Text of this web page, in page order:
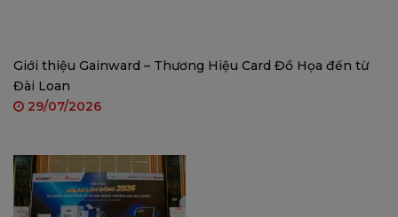
Được hỗ trợ bởi AI chính xác IMOU SENSE™
tiên tiến trong ngành, Bullet 3 Pro có độ chính xác
cao hơn tới 50% so với các sản phẩm thông thường
Giới thiệu Gainward – Thương Hiệu Card Đồ Họa đến từ
Đài Loan
29/07/2026